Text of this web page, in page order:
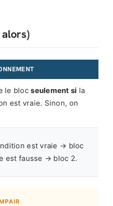
le blocseulement si la
est vraie. Sinon, on
est vraie → bloc
est fausse → bloc 2.